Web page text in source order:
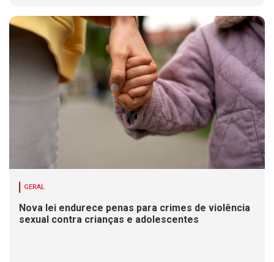
GERAL
Nova lei endurece penas para crimes de violência
sexual contra crianças e adolescentes